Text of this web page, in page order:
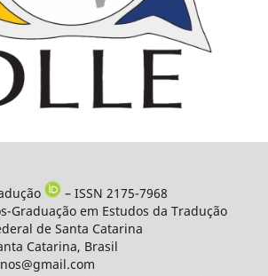
– ISSN 2175-7968
Graduação em Estudos da Tradução
de Santa Catarina
Catarina, Brasil